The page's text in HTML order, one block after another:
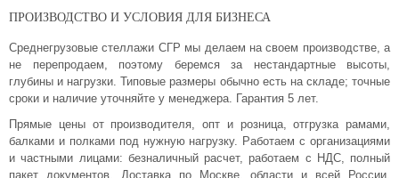
ПРОИЗВОДСТВО И УСЛОВИЯ ДЛЯ БИЗНЕСА
Среднегрузовые стеллажи СГР мы делаем на своем производстве, а
не перепродаем, поэтому беремся за нестандартные высоты,
глубины и нагрузки. Типовые размеры обычно есть на складе; точные
сроки и наличие уточняйте у менеджера. Гарантия 5 лет.
Прямые цены от производителя, опт и розница, отгрузка рамами,
балками и полками под нужную нагрузку. Работаем с организациями
и частными лицами: безналичный расчет, работаем с НДС, полный
пакет документов. Доставка по Москве, области и всей России,